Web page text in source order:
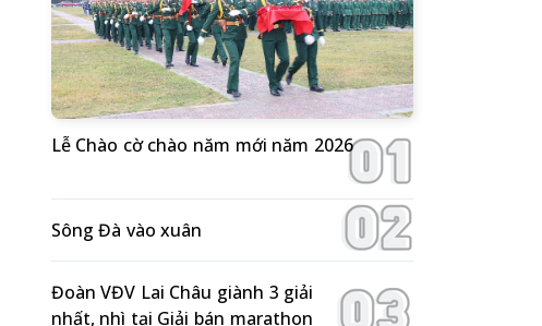
Lễ Chào cờ chào năm mới năm 2026
Sông Đà vào xuân
Đoàn VĐV Lai Châu giành 3 giải
nhất, nhì tại Giải bán marathon